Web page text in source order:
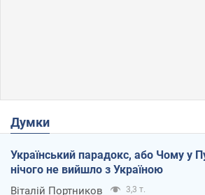
Думки
Український парадокс, або Чому у
нічого не вийшло з Україною
Віталій Портников 3,3 т.